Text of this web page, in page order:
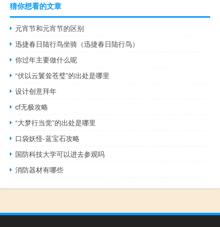
猜你想看的文章
元宵节和元宵节的区别
迅捷春日陆行鸟坐骑（迅捷春日陆行鸟）
你过年主要做什么呢
“伏以云鬟耸苍璧”的出处是哪里
设计创意拜年
cf无极攻略
“大梦行当觉”的出处是哪里
口袋妖怪-蓝宝石攻略
国防科技大学可以进去参观吗
消防器材有哪些